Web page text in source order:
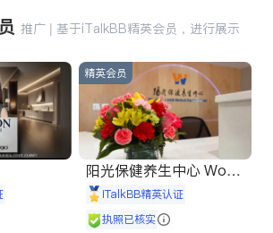
推广 | 基于iTalkBB精英会员，进行展示
精英会员
阳光保健养生中心 World
shine
iTalkBB精英认证
执照已核实